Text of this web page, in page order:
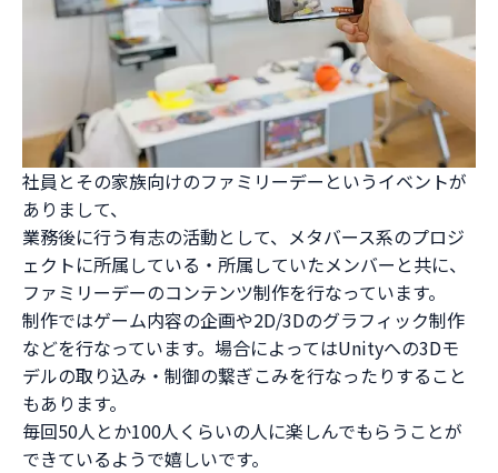
社員とその家族向けのファミリーデーというイベントが
ありまして、
業務後に行う有志の活動として、メタバース系のプロジ
ェクトに所属している・所属していたメンバーと共に、
ファミリーデーのコンテンツ制作を行なっています。
制作ではゲーム内容の企画や2D/3Dのグラフィック制作
などを行なっています。場合によってはUnityへの3Dモ
デルの取り込み・制御の繋ぎこみを行なったりすること
もあります。
毎回50人とか100人くらいの人に楽しんでもらうことが
できているようで嬉しいです。